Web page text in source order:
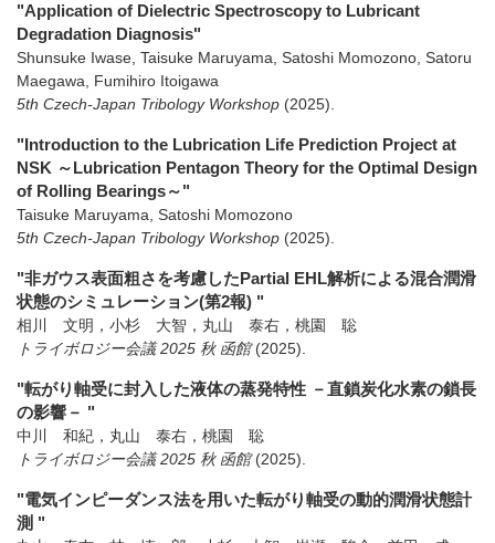
"Application of Dielectric Spectroscopy to Lubricant
Degradation Diagnosis"
Shunsuke Iwase, Taisuke Maruyama, Satoshi Momozono, Satoru
Maegawa, Fumihiro Itoigawa
5th Czech-Japan Tribology Workshop (2025)
"Introduction to the Lubrication Life Prediction Project at
NSK ～Lubrication Pentagon Theory for the Optimal Design
of Rolling Bearings～"
Taisuke Maruyama, Satoshi Momozono
5th Czech-Japan Tribology Workshop (2025)
"非ガウス表面粗さを考慮したPartial EHL解析による混合潤滑
状態のシミュレーション(第2報) "
相川 文明，小杉 大智，丸山 泰右，桃園 聡
トライボロジー会議 2025 秋 函館 (2025)
"転がり軸受に封入した液体の蒸発特性 －直鎖炭化水素の鎖長
の影響－ "
中川 和紀，丸山 泰右，桃園 聡
トライボロジー会議 2025 秋 函館 (2025)
"電気インピーダンス法を用いた転がり軸受の動的潤滑状態計
測 "